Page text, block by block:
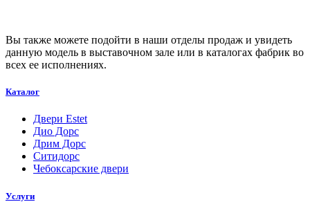
Вы также можете подойти в наши отделы продаж и увидеть
данную модель в выставочном зале или в каталогах фабрик во
всех ее исполнениях.
Каталог
Двери Estet
Дио Дорс
Дрим Дорс
Ситидорс
Чебоксарские двери
Услуги